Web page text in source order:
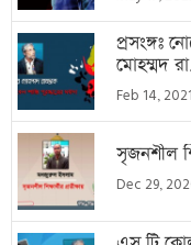
প্রসংঙ্গঃ
মোহম্মদ
Feb 14, 2021
সৃজনশীল
Dec 29,